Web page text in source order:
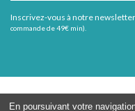
En poursuivant votre
Inscrivez-vous à notre
commande de 49€ min).
Tous droits réservés Ma